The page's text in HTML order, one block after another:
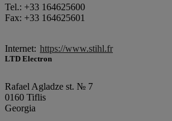
Tel.: +33 164625600
Fax: +33 164625601
Internet: https://www.stihl.fr
LTD Electron
Rafael Agladze st. № 7
0160 Tiflis
Georgia